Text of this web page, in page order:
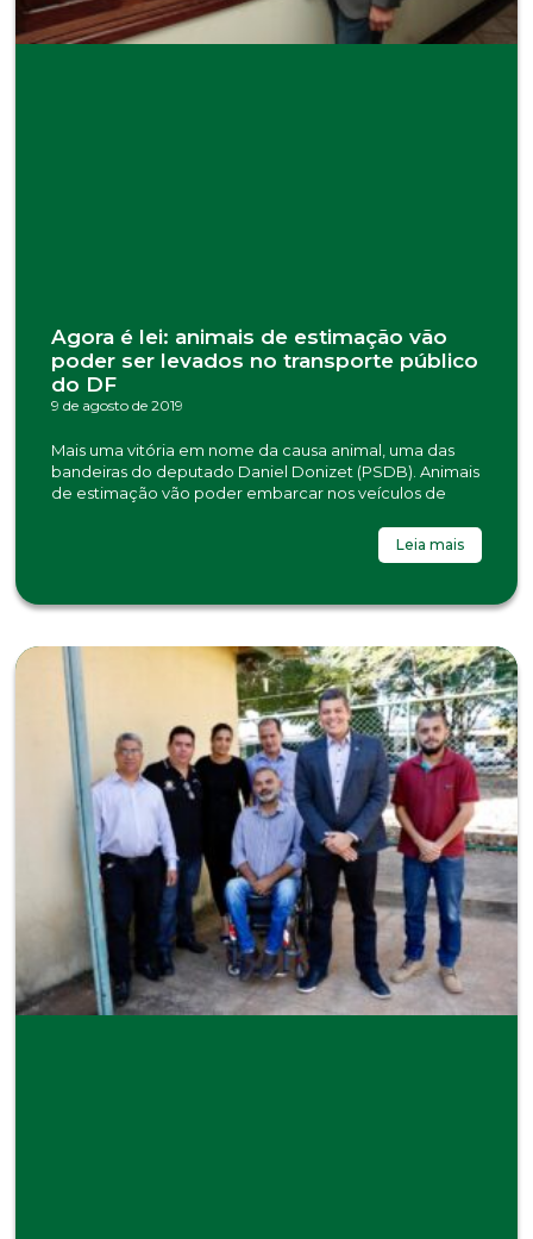
Agora é lei: animais de estimação vão
poder ser levados no transporte público
do DF
9 de agosto de 2019
Mais uma vitória em nome da causa animal, uma das
bandeiras do deputado Daniel Donizet (PSDB). Animais
de estimação vão poder embarcar nos veículos de
Leia mais